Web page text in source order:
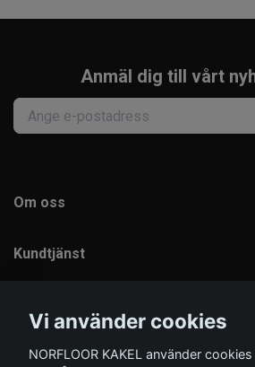
Anmäl dig till vårt
Om oss
Kundtjänst
Sociala medier
Vi använder cookies
NORFLOOR KAKEL använder